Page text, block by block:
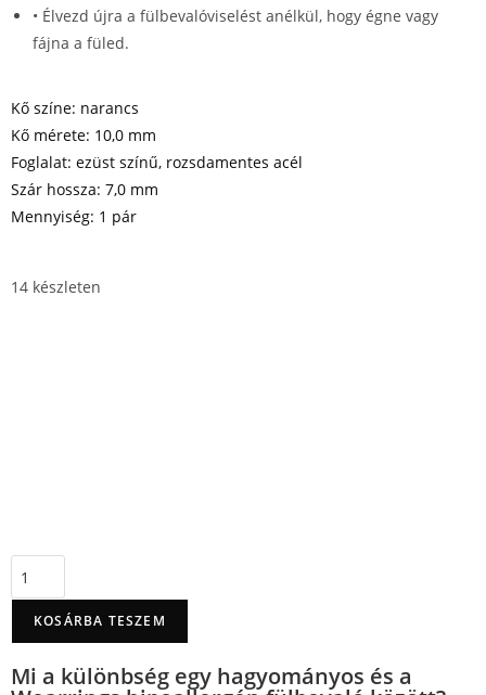
• Élvezd újra a fülbevalóviselést anélkül, hogy égne vagy
fájna a füled.
Kő színe: narancs
Kő mérete: 10,0 mm
Foglalat: ezüst színű, rozsdamentes acél
Szár hossza: 7,0 mm
Mennyiség: 1 pár
14 készleten
KOSÁRBA TESZEM
Mi a különbség egy hagyományos és a